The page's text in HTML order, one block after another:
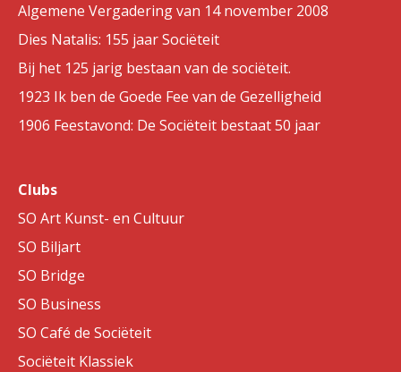
Algemene Vergadering van 14 november 2008
Dies Natalis: 155 jaar Sociëteit
Bij het 125 jarig bestaan van de sociëteit.
1923 Ik ben de Goede Fee van de Gezelligheid
1906 Feestavond: De Sociëteit bestaat 50 jaar
Clubs
SO Art Kunst- en Cultuur
SO Biljart
SO Bridge
SO Business
SO Café de Sociëteit
Sociëteit Klassiek